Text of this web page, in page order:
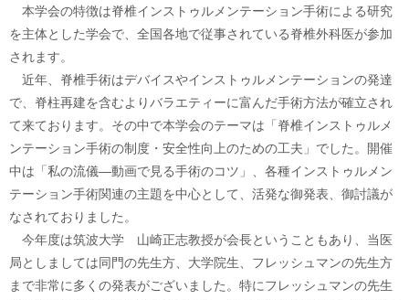
本学会の特徴は脊椎インストゥルメンテーション手術による研究
を主体とした学会で、全国各地で従事されている脊椎外科医が参加
されます。
近年、脊椎手術はデバイスやインストゥルメンテーションの発達
で、脊柱再建を含むよりバラエティーに富んだ手術方法が確立され
て来ております。その中で本学会のテーマは「脊椎インストゥルメ
ンテーション手術の制度・安全性向上のための工夫」でした。開催
中は「私の流儀―動画で見る手術のコツ」、各種インストゥルメン
テーション手術関連の主題を中心として、活発な御発表、御討議が
なされておりました。
今年度は筑波大学 山崎正志教授が会長ということもあり、当医
局としましては同門の先生方、大学院生、フレッシュマンの先生方
まで非常に多くの発表がございました。特にフレッシュマンの先生